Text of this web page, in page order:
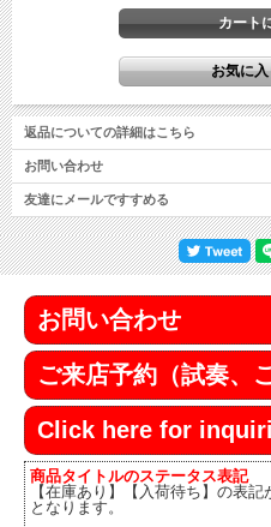
返品についての詳細はこちら
お問い合わせ
友達にメールですすめる
お問い合わせ
ご来店予約（試奏、
Click here for
商品タイトルのステータス表記
【在庫あり】【入荷待ち】の表
となります。